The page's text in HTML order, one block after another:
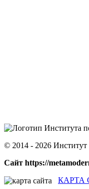
© 2014 - 2026 Институт
Сайт https://
КАРТА